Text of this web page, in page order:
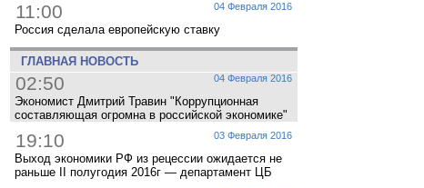
04 Февраля 2016
11:00
Россия сделала европейскую ставку
ГЛАВНАЯ НОВОСТЬ
04 Февраля 2016
02:50
Экономист Дмитрий Травин "Коррупционная
составляющая огромна в российской экономике"
03 Февраля 2016
19:10
Выход экономики РФ из рецессии ожидается не
раньше II полугодия 2016г — департамент ЦБ